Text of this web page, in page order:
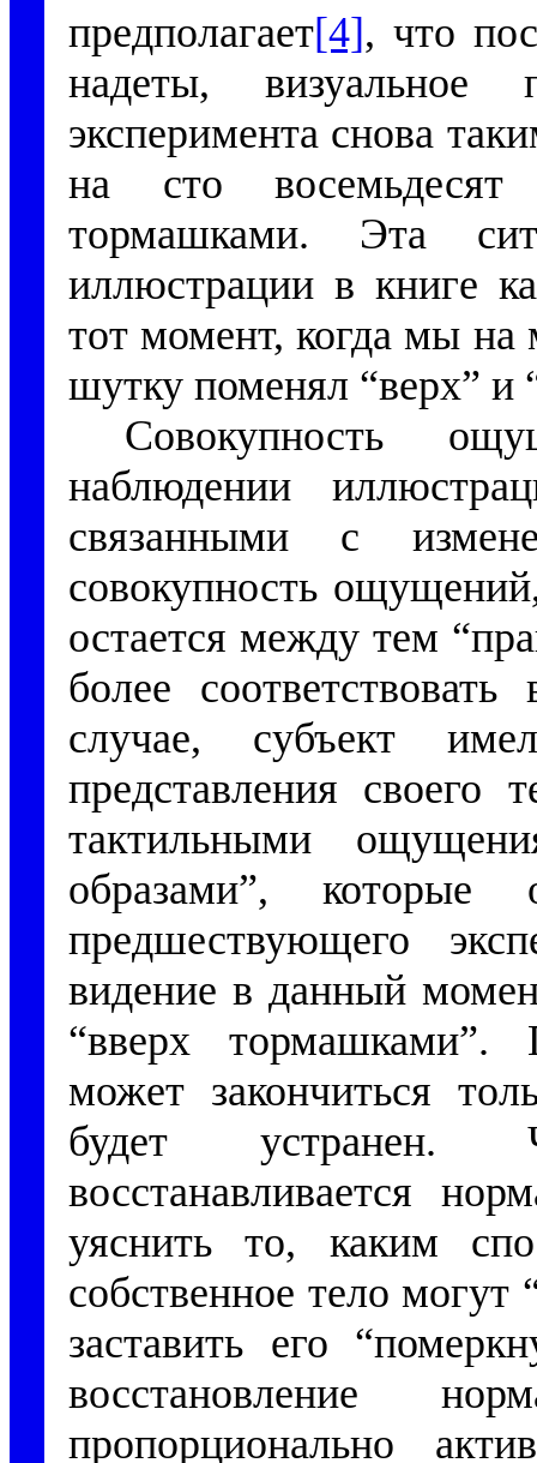
предполагает[4], что
надеты, визуальное
эксперимента снова
на сто
тормашками. Эта
иллюстрации в книге
тот момент, когда мы на
шутку поменял “верх” и
Совокупность
наблюдении
связанными с
совокупность
остается между тем
более
случае, субъект
представления
тактильными
образами”,
предшествующего
видение в данный
“вверх тормашками”.
может закончиться
будет устранен.
восстанавливается
уяснить то, каким
собственное тело могут
заставить его
восстановление
пропорционально